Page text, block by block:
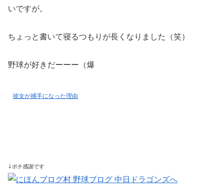
いですが。
ちょっと書いて寝るつもりが長くなりました（笑）
野球が好きだーーー（爆
彼女が捕手になった理由
↓ ポチ感謝です